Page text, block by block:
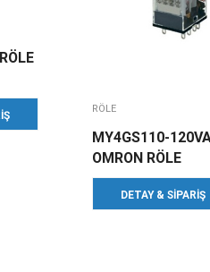
RÖLE
MY4GS110-
OMRON RÖLE
DETAY & SIPARIŞ